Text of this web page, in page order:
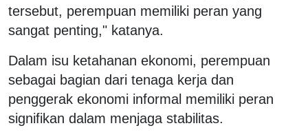
tersebut, perempuan memiliki peran yang
sangat penting," katanya.
Dalam isu ketahanan ekonomi, perempuan
sebagai bagian dari tenaga kerja dan
penggerak ekonomi informal memiliki peran
signifikan dalam menjaga stabilitas.